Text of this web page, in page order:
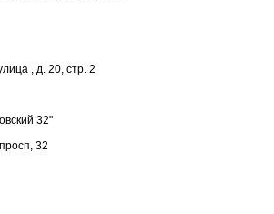
, д. 20, стр. 2
32"
32